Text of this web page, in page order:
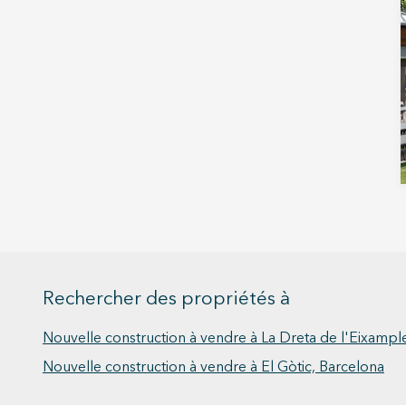
Rechercher des propriétés à
Nouvelle construction à vendre à La Dreta de
Nouvelle construction à vendre à El Gòtic, Barcelona